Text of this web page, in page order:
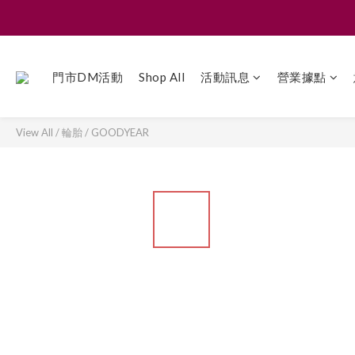
門市DM活動 Shop All 活動訊息 營業據點
View All /輪胎/ GOODYEAR